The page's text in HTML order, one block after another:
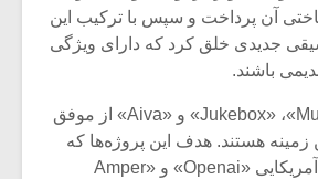
آن پرداخت و سپس با ترکیب این
جدیدی خلق کرد که دارای ویژگی
باشند.
پروژه‌های «Jukebox» ،«MuseNet» و «Aiva» از موفق
زمینه هستند. هدف این پروژه‌ها که
توسط شرکت‌های آمریکایی «Openai» و «Amper